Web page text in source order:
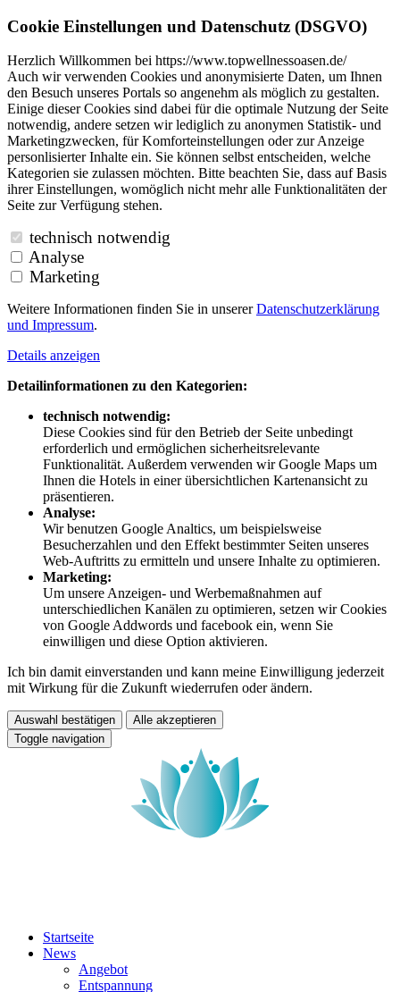
Cookie Einstellungen und Datenschutz (DSGVO)
Herzlich Willkommen bei https://www.topwellnessoasen.de/
Auch wir verwenden Cookies und anonymisierte Daten, um Ihnen
den Besuch unseres Portals so angenehm als möglich zu gestalten.
Einige dieser Cookies sind dabei für die optimale Nutzung der Seite
notwendig, andere setzen wir lediglich zu anonymen Statistik- und
Marketingzwecken, für Komforteinstellungen oder zur Anzeige
personlisierter Inhalte ein. Sie können selbst entscheiden, welche
Kategorien sie zulassen möchten. Bitte beachten Sie, dass auf Basis
ihrer Einstellungen, womöglich nicht mehr alle Funktionalitäten der
Seite zur Verfügung stehen.
technisch notwendig
Analyse
Marketing
Weitere Informationen finden Sie in unsererDatenschutzerklärung
und Impressum.
Details anzeigen
Detailinformationen zu den Kategorien:
technisch notwendig:
Diese Cookies sind für den Betrieb der Seite unbedingt
erforderlich und ermöglichen sicherheitsrelevante
Funktionalität. Außerdem verwenden wir Google Maps um
Ihnen die Hotels in einer übersichtlichen Kartenansicht zu
präsentieren.
Analyse:
Wir benutzen Google Analtics, um beispielsweise
Besucherzahlen und den Effekt bestimmter Seiten unseres
Web-Auftritts zu ermitteln und unsere Inhalte zu optimieren.
Marketing:
Um unsere Anzeigen- und Werbemaßnahmen auf
unterschiedlichen Kanälen zu optimieren, setzen wir Cookies
von Google Addwords und facebook ein, wenn Sie
einwilligen und diese Option aktivieren.
Ich bin damit einverstanden und kann meine Einwilligung jederzeit
mit Wirkung für die Zukunft wiederrufen oder ändern.
Auswahl bestätigen
Alle akzeptieren
Toggle navigation
Startseite
News
Angebot
Entspannung